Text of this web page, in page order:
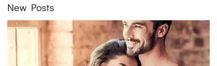
New Posts